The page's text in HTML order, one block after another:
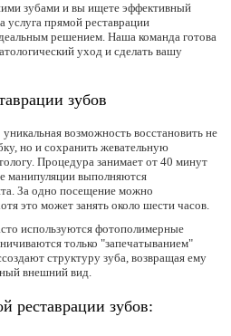
зубами и вы ищете эффективный
услуга прямой реставрации
решением. Наша команда готова
уход и сделать вашу
зубов
возможность восстановить не
но и сохранить жевательную
Процедура занимает от 40 минут
манипуляции выполняются
За одно посещение можно
это может занять около шести часов.
используются фотополимерные
только "запечатыванием"
структуру зуба, возвращая ему
внешний вид.
реставрации зубов: